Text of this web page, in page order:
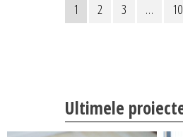
1 2 3 … 10
Ultimele